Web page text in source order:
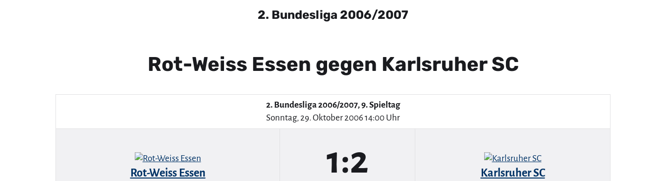
2. Bundesliga 2006/2007
Rot-Weiss Essen gegen Karlsruher SC
2. Bundesliga 2006/2007, 9. Spieltag
Sonntag, 29. Oktober 2006 14:00 Uhr
Rot-Weiss Essen 1:2 Karlsruher SC